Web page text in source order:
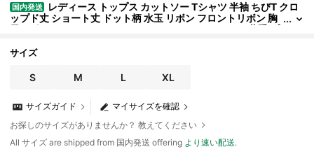
国内発送
レディース トップス カットソー Tシャツ 半袖 ちびT クロ
ップド丈 ショート丈 ドット柄 水玉 リボン フロントリボン 胸
元リボン メロウ メロウフリル タイト フィット スリム 薄手 プ
効果 スタイルアップ 骨格ウェーブ ガーリー フレンチガーリー 量
かけ カフェ 参戦服 推し活 双子コーデ 春 夏 春夏 アイボリー クリー
サイズ
S M L XL
マイサイズを確認
サイズガイド
お探しのサイズがありませんか？ 教えてください
All サイズ are shipped from 国内発送 offering より速い配送.